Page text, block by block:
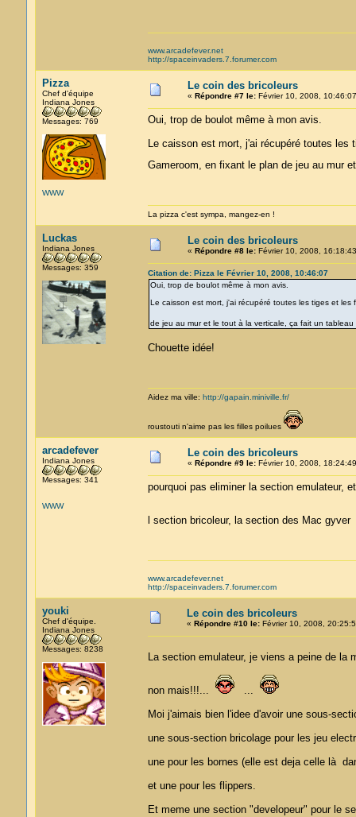
www.arcadefever.net
http://spaceinvaders.7.forumer.com
Pizza
Chef d'équipe
Indiana Jones
Messages: 769
WWW
Le coin des bricoleurs
« Répondre #7 le:Février 10, 2008,
Oui, trop de boulot même à mon avis.
Le caisson est mort, j'ai récupéré toutes les
Gameroom, en fixant le plan de jeu au mur
La pizza c'est sympa, mangez-en !
Luckas
Indiana Jones
Messages: 359
Le coin des bricoleurs
« Répondre #8 le:Février 10, 2008,
Citation de: Pizza le Février 10, 2008, 10:46:07
Oui, trop de boulot même à mon avis.
Le caisson est mort, j'ai récupéré toutes les tiges et
de jeu au mur et le tout à la verticale, ça fait un
Chouette idée!
Aidez ma ville: http://gapain.miniville.fr/
roustouti n'aime pas les filles poilues
arcadefever
Indiana Jones
Messages: 341
WWW
Le coin des bricoleurs
« Répondre #9 le:Février 10, 2008,
pourquoi pas eliminer la section emulateur,
l section bricoleur, la section des Mac gyver
www.arcadefever.net
http://spaceinvaders.7.forumer.com
youki
Chef d'équipe.
Indiana Jones
Messages: 8238
Le coin des bricoleurs
« Répondre #10 le:Février 10, 2008,
La section emulateur, je viens a peine de la
non mais!!!...
...
Moi j'aimais bien l'idee d'avoir une sous-
une sous-section bricolage pour les jeu
une pour les bornes (elle est deja celle là
et une pour les flippers.
Et meme une section "developeur" pour le